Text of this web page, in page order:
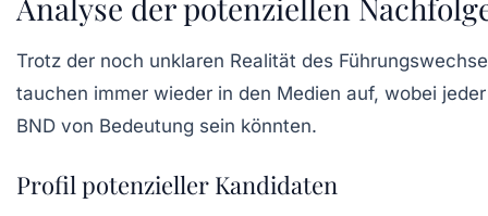
Analyse der potenziellen
Trotz der noch unklaren Realität des
tauchen immer wieder in den Medien auf, wobei
BND von Bedeutung sein könnten.
Profil potenzieller Kandidaten